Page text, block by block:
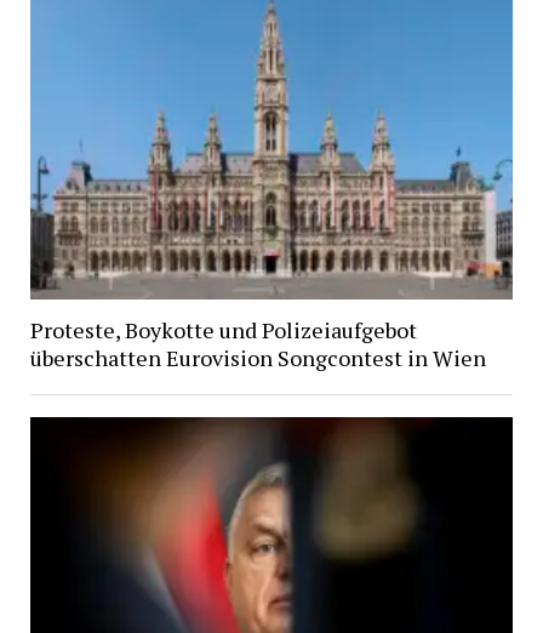
Proteste, Boykotte und Polizeiaufgebot
überschatten Eurovision Songcontest in Wien